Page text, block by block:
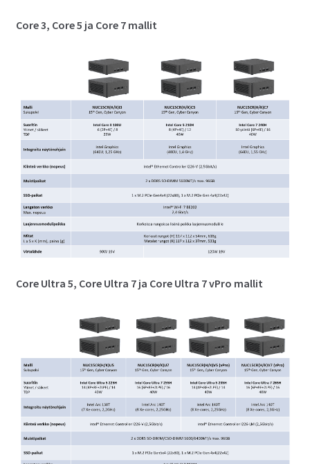
Core 3, Core 5 ja Core 7 mallit
Core Ultra 5, Core Ultra 7 ja Core Ultra 7 vPro mallit